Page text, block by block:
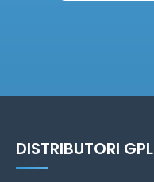
DISTRIBUTORI GPL